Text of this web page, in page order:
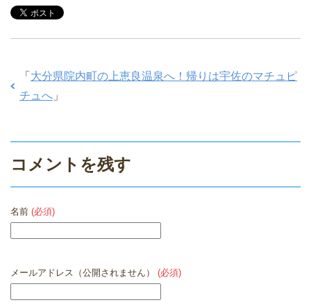
「 大分県院内町の上恵良温泉へ！帰りは宇佐のマチュピ
チュへ 」
コメントを残す
名前 (必須)
メールアドレス（公開されません） (必須)